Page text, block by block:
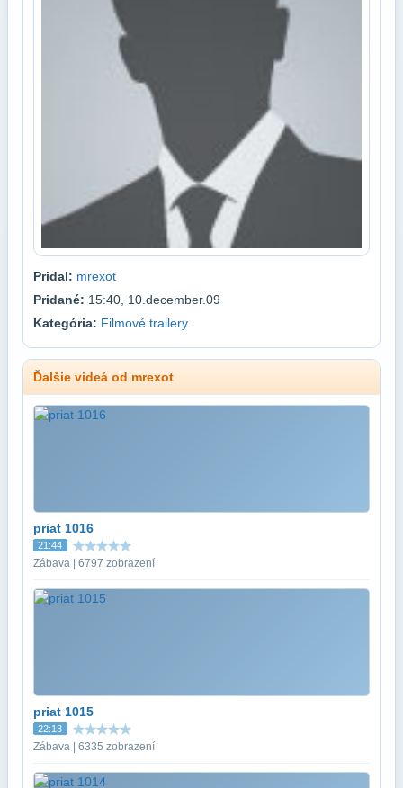
Pridal: mrexot
Pridané: 15:40, 10.december.09
Kategória: Filmové trailery
Ďalšie videá od mrexot
priat 1016
21:44
Zábava | 6797 zobrazení
priat 1015
22:13
Zábava | 6335 zobrazení